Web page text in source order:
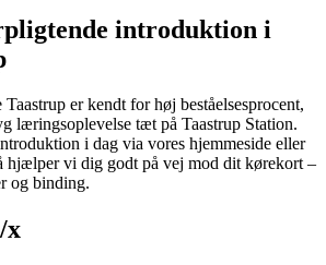
introduktion i
er kendt for høj beståelsesprocent,
læringsoplevelse tæt på Taastrup Station.
i dag via vores hjemmeside eller
hjælper vi dig godt på vej mod dit kørekort –
og binding.
x